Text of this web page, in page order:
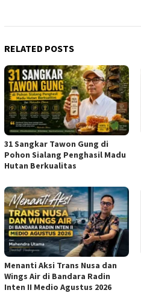
RELATED POSTS
31 Sangkar Tawon Gung di
Pohon Sialang Penghasil Madu
Hutan Berkualitas
Menanti Aksi Trans Nusa dan
Wings Air di Bandara Radin
Inten II Medio Agustus 2026